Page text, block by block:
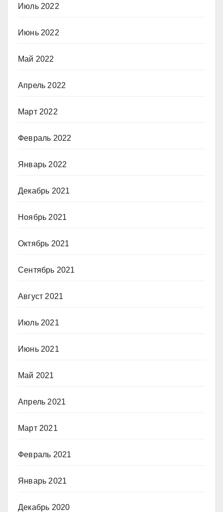
Июль 2022
Июнь 2022
Май 2022
Апрель 2022
Март 2022
Февраль 2022
Январь 2022
Декабрь 2021
Ноябрь 2021
Октябрь 2021
Сентябрь 2021
Август 2021
Июль 2021
Июнь 2021
Май 2021
Апрель 2021
Март 2021
Февраль 2021
Январь 2021
Декабрь 2020